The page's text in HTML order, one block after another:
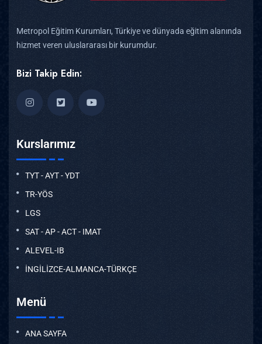
Metropol Eğitim Kurumları, Türkiye ve dünyada eğitim alanında
hizmet veren uluslararası bir kurumdur.
Bizi Takip Edin:
Kurslarımız
TYT - AYT - YDT
TR-YÖS
LGS
SAT - AP - ACT - IMAT
ALEVEL-IB
İNGİLİZCE-ALMANCA-TÜRKÇE
Menü
ANA SAYFA